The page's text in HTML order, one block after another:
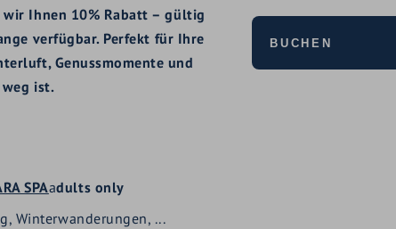
wir Ihnen 10% Rabatt – gültig
verfügbar. Perfekt für Ihre
Genussmomente und
ist.
SPAadults only
Winterwanderungen, ...
BUCHEN